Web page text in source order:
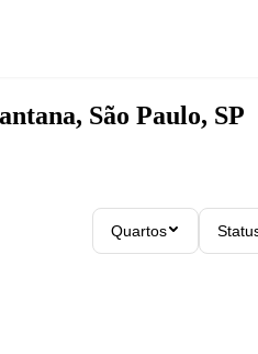
São Paulo, SP
Quartos